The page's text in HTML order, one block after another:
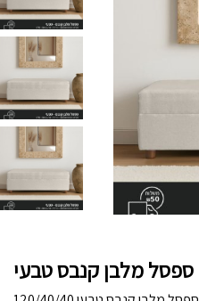
ספסל מלבן קנבס טבעי